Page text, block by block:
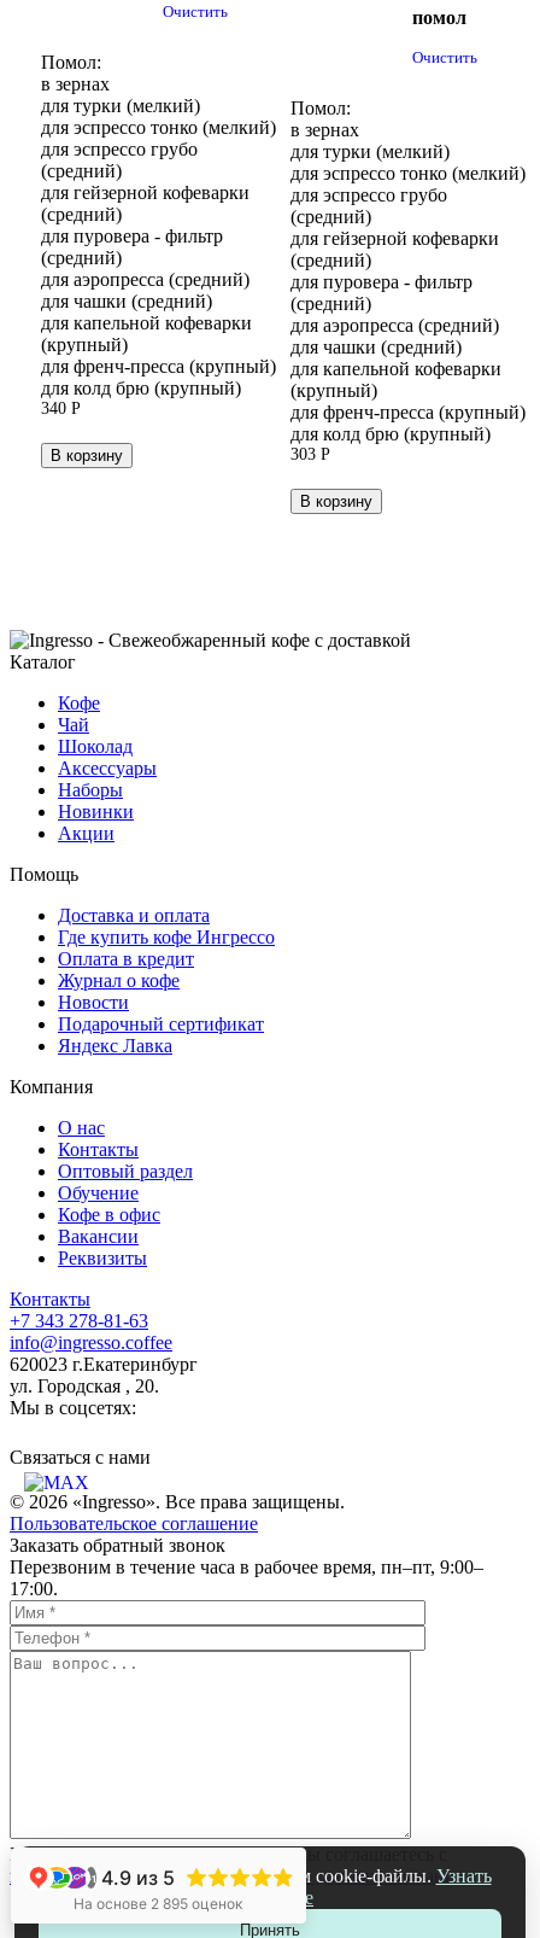
помол
Очистить
Помол:
в зернах
для турки (мелкий)
для эспрессо тонко (мелкий)
для эспрессо грубо
(средний)
для гейзерной кофеварки
(средний)
для пуровера - фильтр
(средний)
для аэропресса (средний)
для чашки (средний)
для капельной кофеварки
(крупный)
для френч-пресса (крупный)
для колд брю (крупный)
303 Р
В корзину
Очистить
Помол:
в зернах
для турки (мелкий)
для эспрессо тонко (мелкий)
для эспрессо грубо
(средний)
для гейзерной кофеварки
(средний)
для пуровера - фильтр
(средний)
для аэропресса (средний)
для чашки (средний)
для капельной кофеварки
(крупный)
для френч-пресса (крупный)
для колд брю (крупный)
340 Р
В корзину
Каталог
Кофе
Чай
Шоколад
Аксессуары
Наборы
Новинки
Акции
Помощь
Доставка и оплата
Где купить кофе Ингрессо
Оплата в кредит
Журнал о кофе
Новости
Подарочный сертификат
Яндекс Лавка
Компания
О нас
Контакты
Оптовый раздел
Обучение
Кофе в офис
Вакансии
Реквизиты
Контакты
+7 343 278-81-63
info@ingresso.coffee
620023 г.Екатеринбург
ул. Городская , 20.
Мы в соцсетях:
Связаться c нами
© 2026 «Ingresso». Все права защищены.
Пользовательское соглашение
На нашем сайте мы используем cookie-файлы. Узнать
подробнее
Принять
Заказать обратный звонок
Перезвоним в течение часа в рабочее время, пн–пт, 9:00–
17:00.
Нажимая на кнопку «Отправить», вы соглашаетесь с
политикой обработки персональных данных компании
+1 4.9из 5
На основе 2 895 оценок